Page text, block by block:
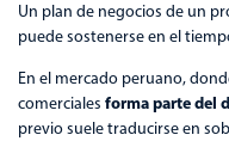
Un plan de negocios de un
puede sostenerse en el
En el mercado peruano,
comerciales forma parte del
previo suele traducirse en